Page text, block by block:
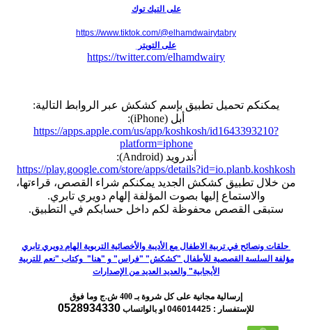
على التيك توك
https://www.tiktok.com/@elhamdwairytabry
على التويتر
https://twitter.com/elhamdwairy
يمكنكم تحميل تطبيق بإسم كشكش عبر الروابط التالية:
أبل (iPhone):
https://apps.apple.com/us/app/koshkosh/id1643393210?
platform=iphone
أندرويد (Android):
https://play.google.com/store/apps/details?id=io.planb.koshkosh
من خلال تطبيق كشكش الجديد يمكنكم شراء القصص، قراءتها،
والاستماع إليها بصوت المؤلفة إلهام دويري تابري.
ستبقى القصص محفوظة لكم داخل حسابكم في التطبيق.
حلقات ونصائح في تربية الاطفال مع الأديبة والأخصائية التربوية الهام دويري تابري
مؤلفة السلسة القصصية للأطفال "كشكش" "فراس" و "هنا" وكتاب "نعم للتربية
الأيجابية" والعديد العديد من الإصدارات
إرسالية مجانية على كل شروة بـ 400 ش.ج وما فوق
للإستفسار : 046014425
او بالواتساب 0528934330